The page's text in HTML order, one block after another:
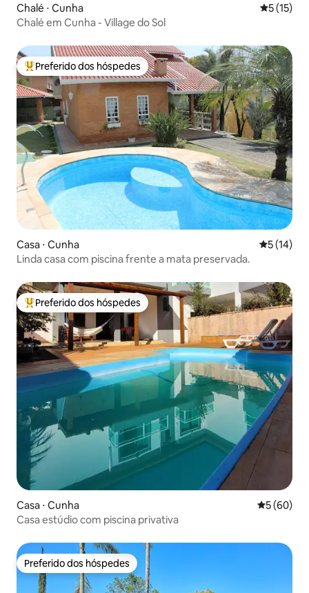
Chalé ⋅ Cunha 5 de uma
5 (15)
Chalé em Cunha - Village do Sol
Entre os melhores preferidos dos hóspedes
Preferido dos hóspedes
Casa ⋅ Cunha 5 de uma
5 (14)
Linda casa com piscina frente a mata preservada.
Entre os melhores preferidos dos hóspedes
Preferido dos hóspedes
Casa ⋅ Cunha 5 de uma
5 (60)
Casa estúdio com piscina privativa
Preferido dos hóspedes
Preferido dos hóspedes